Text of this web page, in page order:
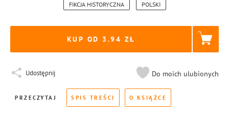
FIKCJA HISTORYCZNA POLSKI
KUP OD 3.94
Udostępnij Do moich ulubionych
PRZECZYTAJ SPIS TREŚCI O KSIĄŻCE